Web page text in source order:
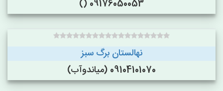
09176050053 ()
نهالستان برگ سبز
09104101070 (میاندوآب)